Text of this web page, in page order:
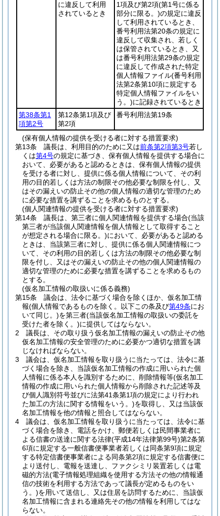
に違反して利用
されているとき
1項及び第2項(第1号に係る
部分に限る。)の規定に違反
して利用されているとき、
番号利用法第20条の規定に
違反して収集され、若しく
は保管されているとき、又
は番号利用法第29条の規定
に違反して作成された特定
個人情報ファイル(番号利用
法第2条第10項に規定する
特定個人情報ファイルをい
う。)に記録されているとき
第38条第1
項第2号
第12条第1項及び
第2項
番号利用法第19条
(保有個人情報の提供を受ける者に対する措置要求)
第13条
議長は、利用目的のために又は前条第2項第3号若し
くは第4号の規定に基づき、保有個人情報を提供する場合に
おいて、必要があると認めるときは、保有個人情報の提供
を受ける者に対し、提供に係る個人情報について、その利
用の目的若しくは方法の制限その他必要な制限を付し、又
はその漏えいの防止その他の個人情報の適切な管理のため
に必要な措置を講ずることを求めるものとする。
(個人関連情報の提供を受ける者に対する措置要求)
第14条
議長は、第三者に個人関連情報を提供する場合(当該
第三者が当該個人関連情報を個人情報として取得すること
が想定される場合に限る。)において、必要があると認める
ときは、当該第三者に対し、提供に係る個人関連情報につ
いて、その利用の目的若しくは方法の制限その他必要な制
限を付し、又はその漏えいの防止その他の個人関連情報の
適切な管理のために必要な措置を講ずることを求めるもの
とする。
(仮名加工情報の取扱いに係る義務)
第15条
議会は、法令に基づく場合を除くほか、仮名加工情
報(個人情報であるものを除く。以下この条及び第49条にお
いて同じ。)を第三者(当該仮名加工情報の取扱いの委託を
受けた者を除く。)に提供してはならない。
2
議長は、その取り扱う仮名加工情報の漏えいの防止その他
仮名加工情報の安全管理のために必要かつ適切な措置を講
じなければならない。
3
議会は、仮名加工情報を取り扱うに当たっては、法令に基
づく場合を除き、当該仮名加工情報の作成に用いられた個
人情報に係る本人を識別するために、削除情報等(仮名加工
情報の作成に用いられた個人情報から削除された記述等及
び個人識別符号並びに法第41条第1項の規定により行われ
た加工の方法に関する情報をいう。)を取得し、又は当該仮
名加工情報を他の情報と照合してはならない。
4
議会は、仮名加工情報を取り扱うに当たっては、法令に基
づく場合を除き、電話をかけ、郵便若しくは民間事業者に
よる信書の送達に関する法律(平成14年法律第99号)第2条第
6項に規定する一般信書便事業者若しくは同条第9項に規定
する特定信書便事業者による同条第2項に規定する信書便に
より送付し、電報を送達し、ファクシミリ装置若しくは電
磁的方法(電子情報処理組織を使用する方法その他の情報通
信の技術を利用する方法であって議長が定めるものをい
う。)を用いて送信し、又は住居を訪問するために、当該仮
名加工情報に含まれる連絡先その他の情報を利用してはな
らない。